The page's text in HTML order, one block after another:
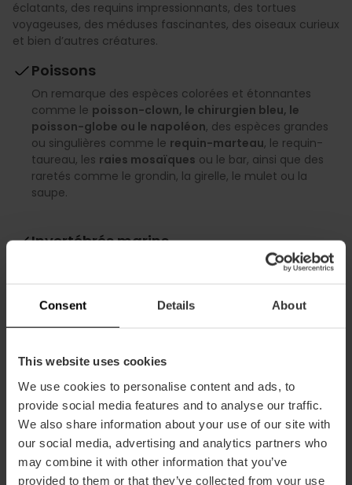
Consent Details About
This website uses cookies
We use cookies to personalise content and ads, to
provide social media features and to analyse our traffic.
We also share information about your use of our site with
our social media, advertising and analytics partners who
may combine it with other information that you’ve
provided to them or that they’ve collected from your use
éclatants, des requins impressionnants, des tortues
voyageuses, des méduses fascinantes, des oiseaux curieux
et bien d’autres créatures.
Poissons
On remarque des espèces colorées et étonnantes
comme le poisson-clown, le chirurgien bleu, le
poisson-globe ou le napoléon, des espèces grandes
ou singulières comme le requin-marteau, le requin-
taureau, les raies mosaïques ou le bar, ainsi que des
raretés comme le grondin, la girelle, le mulet ou la
saupe.
Invertébrés marins
— méduse « œuf au plat », à
points blancs, comestible et mosaïque — ainsi que la
galère portugaise, les anémones, le poulpe commun, la
langouste, la crevette-mante et les crabes géants.
Reptiles aquatiques
Tortuescaouanne, verte, méditerranéenne, d’Aldabra,
imbriquée et de Kemp ; cistude d’Europe, tortue de
Floride et tortue lépreuse, ainsi que le
crocodile